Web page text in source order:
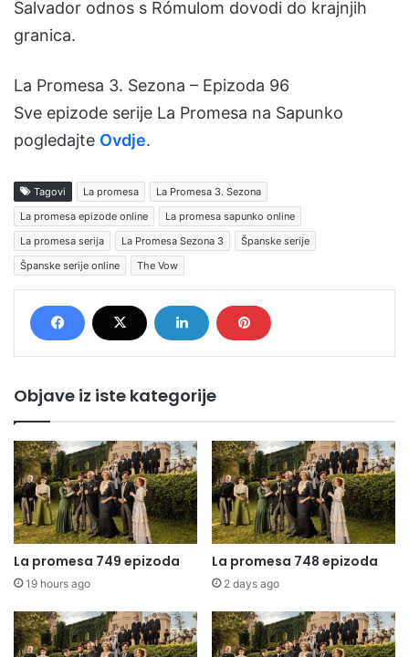
Salvador odnos s Rómulom dovodi do krajnjih
granica.
La Promesa 3. Sezona – Epizoda 96
Sve epizode serije La Promesa na Sapunko
pogledajte Ovdje.
Tagovi La promesa
La Promesa 3. Sezona
La promesa epizode online
La promesa sapunko online
La promesa serija
La Promesa Sezona 3
Španske serije
Španske serije online
The Vow
Objave iz iste kategorije
La promesa 749 epizoda
19 hours ago
La promesa 748 epizoda
2 days ago